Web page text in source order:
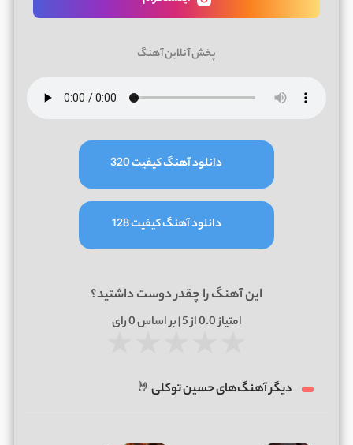
پخش آنلاین آهنگ
دانلود آهنگ کیفیت 320
دانلود آهنگ کیفیت 128
این آهنگ را چقدر دوست داشتید؟
امتیاز0.0از 5 | بر اساس 0رای
دیگر آهنگ‌های حسین توکلی 🤘